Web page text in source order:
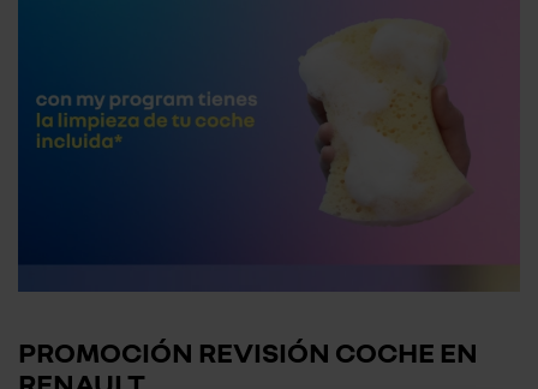
PROMOCIÓN REVISIÓN COCHE EN